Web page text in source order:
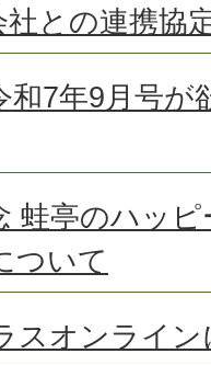
との連携協
和7年9月号
蛙亭のハッ
ついて
スオンライ